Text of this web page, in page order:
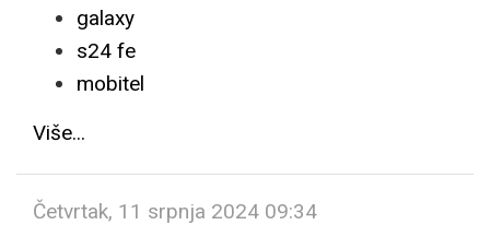
galaxy
s24 fe
mobitel
Više...
Četvrtak, 11 srpnja 2024 09:34